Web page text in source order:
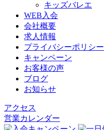
キッズバレエ
WEB入会
会社概要
求人情報
プライバシーポリシー
キャンペーン
お客様の声
ブログ
お知らせ
アクセス
営業カレンダー